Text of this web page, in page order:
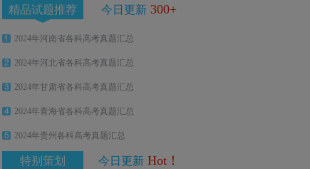
精品试题推荐 今日更新 300+
2024年河南省各科高考真题汇总
2024年河北省各科高考真题汇总
2024年甘肃省各科高考真题汇总
2024年青海省各科高考真题汇总
2024年贵州各科高考真题汇总
特别策划 今日更新 Hot！